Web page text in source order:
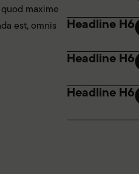
maxime
est, omnis
Headline H6
Headline H6
Headline H6